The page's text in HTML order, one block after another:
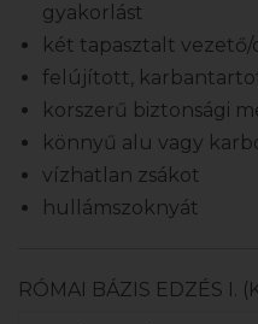
gyakorlást
két tapasztalt
felújított,
korszerű biztonsági
könnyű alu vagy
vízhatlan zsákot
hullámszoknyát
RÓMAI BÁZIS EDZÉS I.